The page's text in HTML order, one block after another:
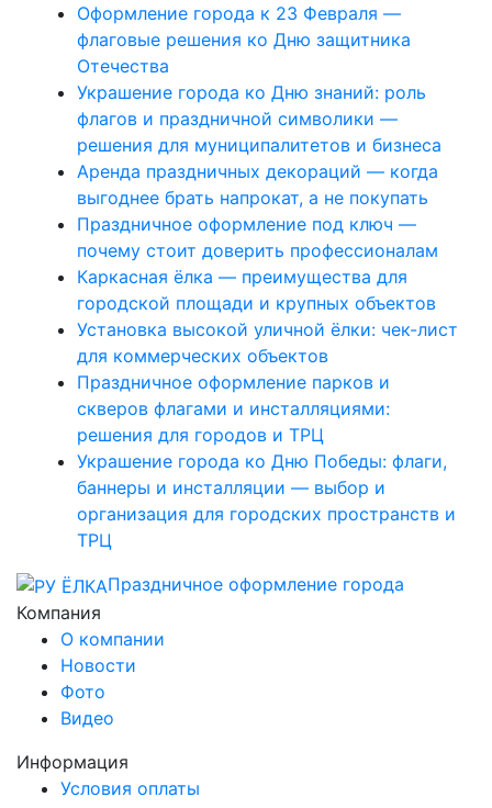
Оформление города к 23 Февраля —
флаговые решения ко Дню защитника
Отечества
Украшение города ко Дню знаний: роль
флагов и праздничной символики —
решения для муниципалитетов и бизнеса
Аренда праздничных декораций — когда
выгоднее брать напрокат, а не покупать
Праздничное оформление под ключ —
почему стоит доверить профессионалам
Каркасная ёлка — преимущества для
городской площади и крупных объектов
Установка высокой уличной ёлки: чек-лист
для коммерческих объектов
Праздничное оформление парков и
скверов флагами и инсталляциями:
решения для городов и ТРЦ
Украшение города ко Дню Победы: флаги,
баннеры и инсталляции — выбор и
организация для городских пространств и
ТРЦ
Праздничное оформление города
Компания
О компании
Новости
Фото
Видео
Информация
Условия оплаты